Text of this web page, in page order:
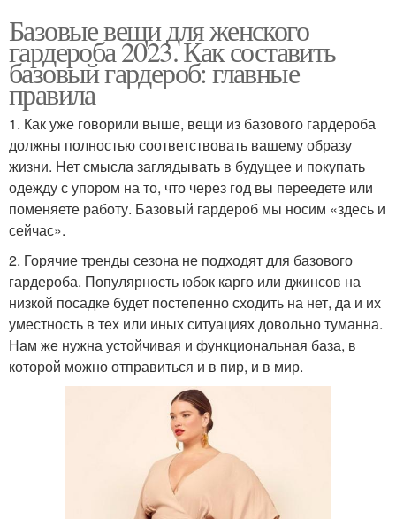
Базовые вещи для женского
гардероба 2023. Как составить
базовый гардероб: главные
правила
1. Как уже говорили выше, вещи из базового гардероба
должны полностью соответствовать вашему образу
жизни. Нет смысла заглядывать в будущее и покупать
одежду с упором на то, что через год вы переедете или
поменяете работу. Базовый гардероб мы носим «здесь и
сейчас».
2. Горячие тренды сезона не подходят для базового
гардероба. Популярность юбок карго или джинсов на
низкой посадке будет постепенно сходить на нет, да и их
уместность в тех или иных ситуациях довольно туманна.
Нам же нужна устойчивая и функциональная база, в
которой можно отправиться и в пир, и в мир.